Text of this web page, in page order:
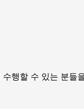
행할 수 있는 분들